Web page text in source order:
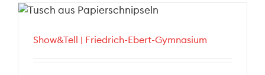
Show&Tell | Friedrich-Ebert-Gymnasium